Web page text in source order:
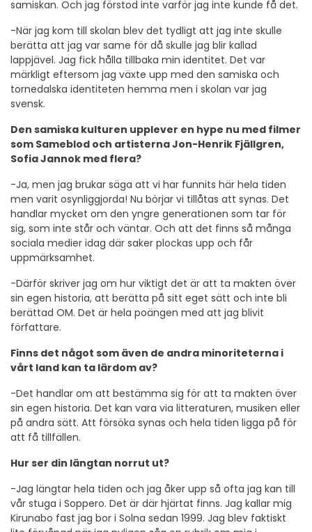
samiskan. Och jag förstod inte varför jag inte kunde få det.
-När jag kom till skolan blev det tydligt att jag inte skulle
berätta att jag var same för då skulle jag blir kallad
lappjävel. Jag fick hålla tillbaka min identitet. Det var
märkligt eftersom jag växte upp med den samiska och
tornedalska identiteten hemma men i skolan var jag
svensk.
Den samiska kulturen upplever en hype nu med filmer
som Sameblod och artisterna Jon-Henrik Fjällgren,
Sofia Jannok med flera?
-Ja, men jag brukar säga att vi har funnits här hela tiden
men varit osynliggjorda! Nu börjar vi tillåtas att synas. Det
handlar mycket om den yngre generationen som tar för
sig, som inte står och väntar. Och att det finns så många
sociala medier idag där saker plockas upp och får
uppmärksamhet.
-Därför skriver jag om hur viktigt det är att ta makten över
sin egen historia, att berätta på sitt eget sätt och inte bli
berättad OM. Det är hela poängen med att jag blivit
författare.
Finns det något som även de andra minoriteterna i
vårt land kan ta lärdom av?
-Det handlar om att bestämma sig för att ta makten över
sin egen historia. Det kan vara via litteraturen, musiken eller
på andra sätt. Att försöka synas och hela tiden ligga på för
att få tillfällen.
Hur ser din längtan norrut ut?
-Jag längtar hela tiden och jag åker upp så ofta jag kan till
vår stuga i Soppero. Det är där hjärtat finns. Jag kallar mig
Kirunabo fast jag bor i Solna sedan 1999. Jag blev faktiskt